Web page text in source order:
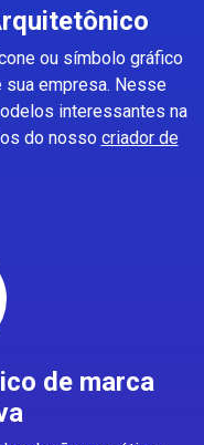
ou símbolo gráfico
empresa. Nesse
interessantes na
do nosso criador de
de marca